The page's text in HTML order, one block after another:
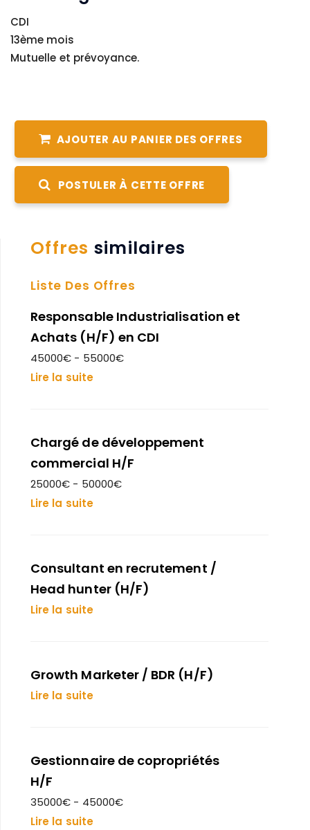
CDI
13ème mois
Mutuelle et prévoyance.
AJOUTER AU PANIER DES OFFRES
POSTULER À CETTE OFFRE
Offres similaires
Liste Des Offres
Responsable Industrialisation et
Achats (H/F) en CDI
45000€ - 55000€
Lire la suite
Chargé de développement
commercial H/F
25000€ - 50000€
Lire la suite
Consultant en recrutement /
Head hunter (H/F)
Lire la suite
Growth Marketer / BDR (H/F)
Lire la suite
Gestionnaire de copropriétés
H/F
35000€ - 45000€
Lire la suite